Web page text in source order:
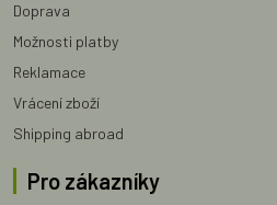
Doprava
Možnosti platby
Reklamace
Vrácení zboží
Shipping abroad
Pro zákazníky